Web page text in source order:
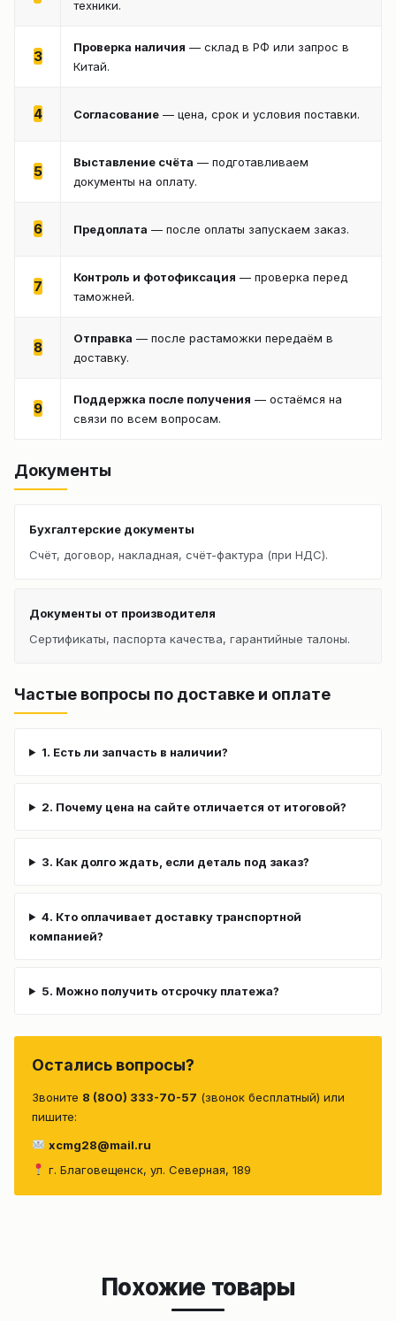
техники.
3
Проверка наличия — склад в РФ или запрос в
Китай.
4 Согласование — цена, срок и условия поставки.
5
Выставление счёта — подготавливаем
документы на оплату.
6 Предоплата — после оплаты запускаем заказ.
7
Контроль и фотофиксация — проверка перед
таможней.
8
Отправка — после растаможки передаём в
доставку.
9
Поддержка после получения — остаёмся на
связи по всем вопросам.
Документы
Бухгалтерские документы
Счёт, договор, накладная, счёт-фактура (при НДС).
Документы от производителя
Сертификаты, паспорта качества, гарантийные талоны.
Частые вопросы по доставке и оплате
1. Есть ли запчасть в наличии?
2. Почему цена на сайте отличается от итоговой?
3. Как долго ждать, если деталь под заказ?
4. Кто оплачивает доставку транспортной
компанией?
5. Можно получить отсрочку платежа?
Остались вопросы?
Звоните 8 (800) 333-70-57 (звонок бесплатный) или
пишите:
xcmg28@mail.ru
г. Благовещенск, ул. Северная, 189
Похожие товары